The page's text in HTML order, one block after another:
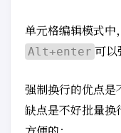
单元格编辑模式中
Alt+enter 可以
强制换行的优点是
缺点是不好批量换